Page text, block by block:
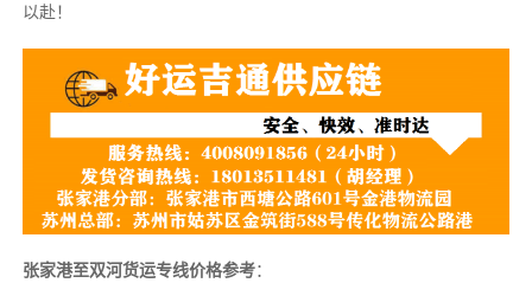
以赴！
张家港至双河货运专线价格参考：